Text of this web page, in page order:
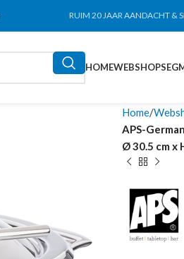
RUIM 20 JAAR AANDACHT &
HOMEWEBSHOP
Home
APS-
Ø 30.5 cm x